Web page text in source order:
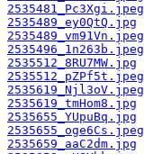
2535481_Pc3Xgi.jpeg
2535489_ey0QtQ.jpg
2535489_vm91Vn.jpeg
2535496_1n263b.jpeg
2535512_8RU7MW.jpg
2535512_pZPf5t.jpeg
2535619_Njl3oV.jpeg
2535619_tmHom8.jpg
2535655_YUpuBq.jpg
2535655_oge6Cs.jpeg
2535659_aaC2dm.jpg